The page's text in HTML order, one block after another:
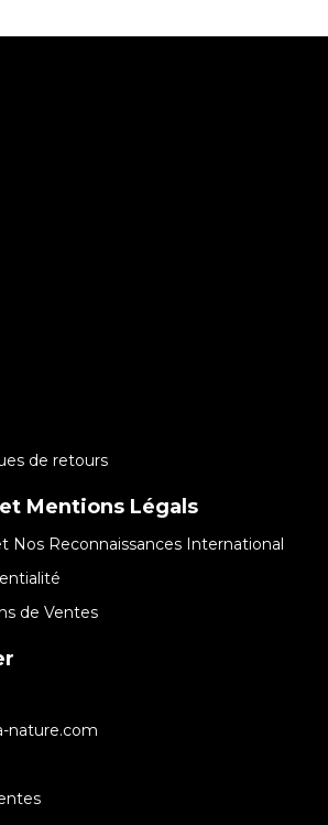
de retours
Mentions Légals
Nos Reconnaissances International
de Ventes
nature.com